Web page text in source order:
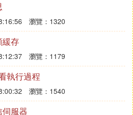
瀏覽：1320
緩存
瀏覽：1179
執行過程
瀏覽：1540
服器